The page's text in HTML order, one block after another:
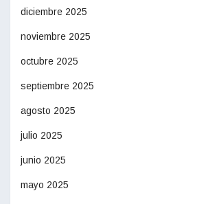
diciembre 2025
noviembre 2025
octubre 2025
septiembre 2025
agosto 2025
julio 2025
junio 2025
mayo 2025